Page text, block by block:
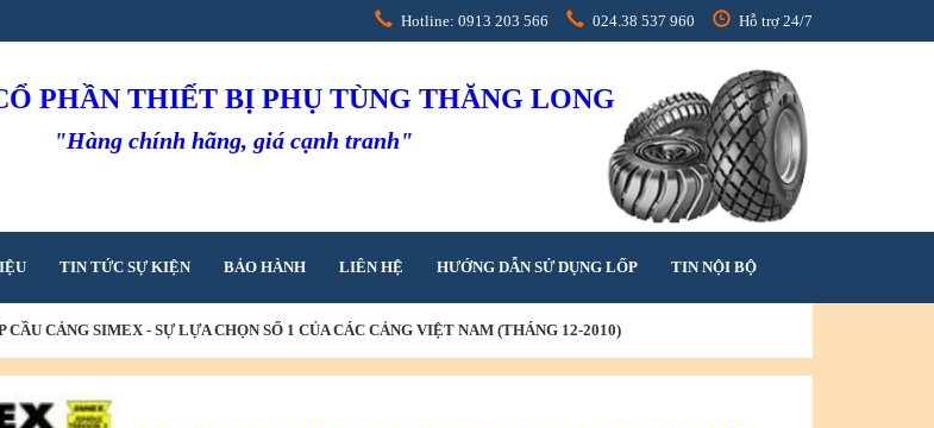
Hotline: 0913 203 566 024.38 537 960 Hỗ trợ 24/7
PHẦN THIẾT BỊ PHỤ TÙNG THĂNG LONG
"Hàng chính hãng, giá cạnh tranh"
TIN TỨC SỰ KIỆN BẢO HÀNH LIÊN HỆ HƯỚNG DẪN SỬ DỤNG LỐP TIN NỘI BỘ
CẦU CẢNG SIMEX - SỰ LỰA CHỌN SỐ 1 CỦA CÁC CẢNG VIỆT NAM (THÁNG 12-2010)